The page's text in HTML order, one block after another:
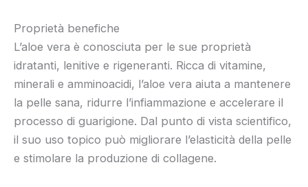
Proprietà benefiche
L’aloe vera è conosciuta per le sue proprietà
idratanti, lenitive e rigeneranti. Ricca di vitamine,
minerali e amminoacidi, l’aloe vera aiuta a mantenere
la pelle sana, ridurre l’infiammazione e accelerare il
processo di guarigione. Dal punto di vista scientifico,
il suo uso topico può migliorare l’elasticità della pelle
e stimolare la produzione di collagene.